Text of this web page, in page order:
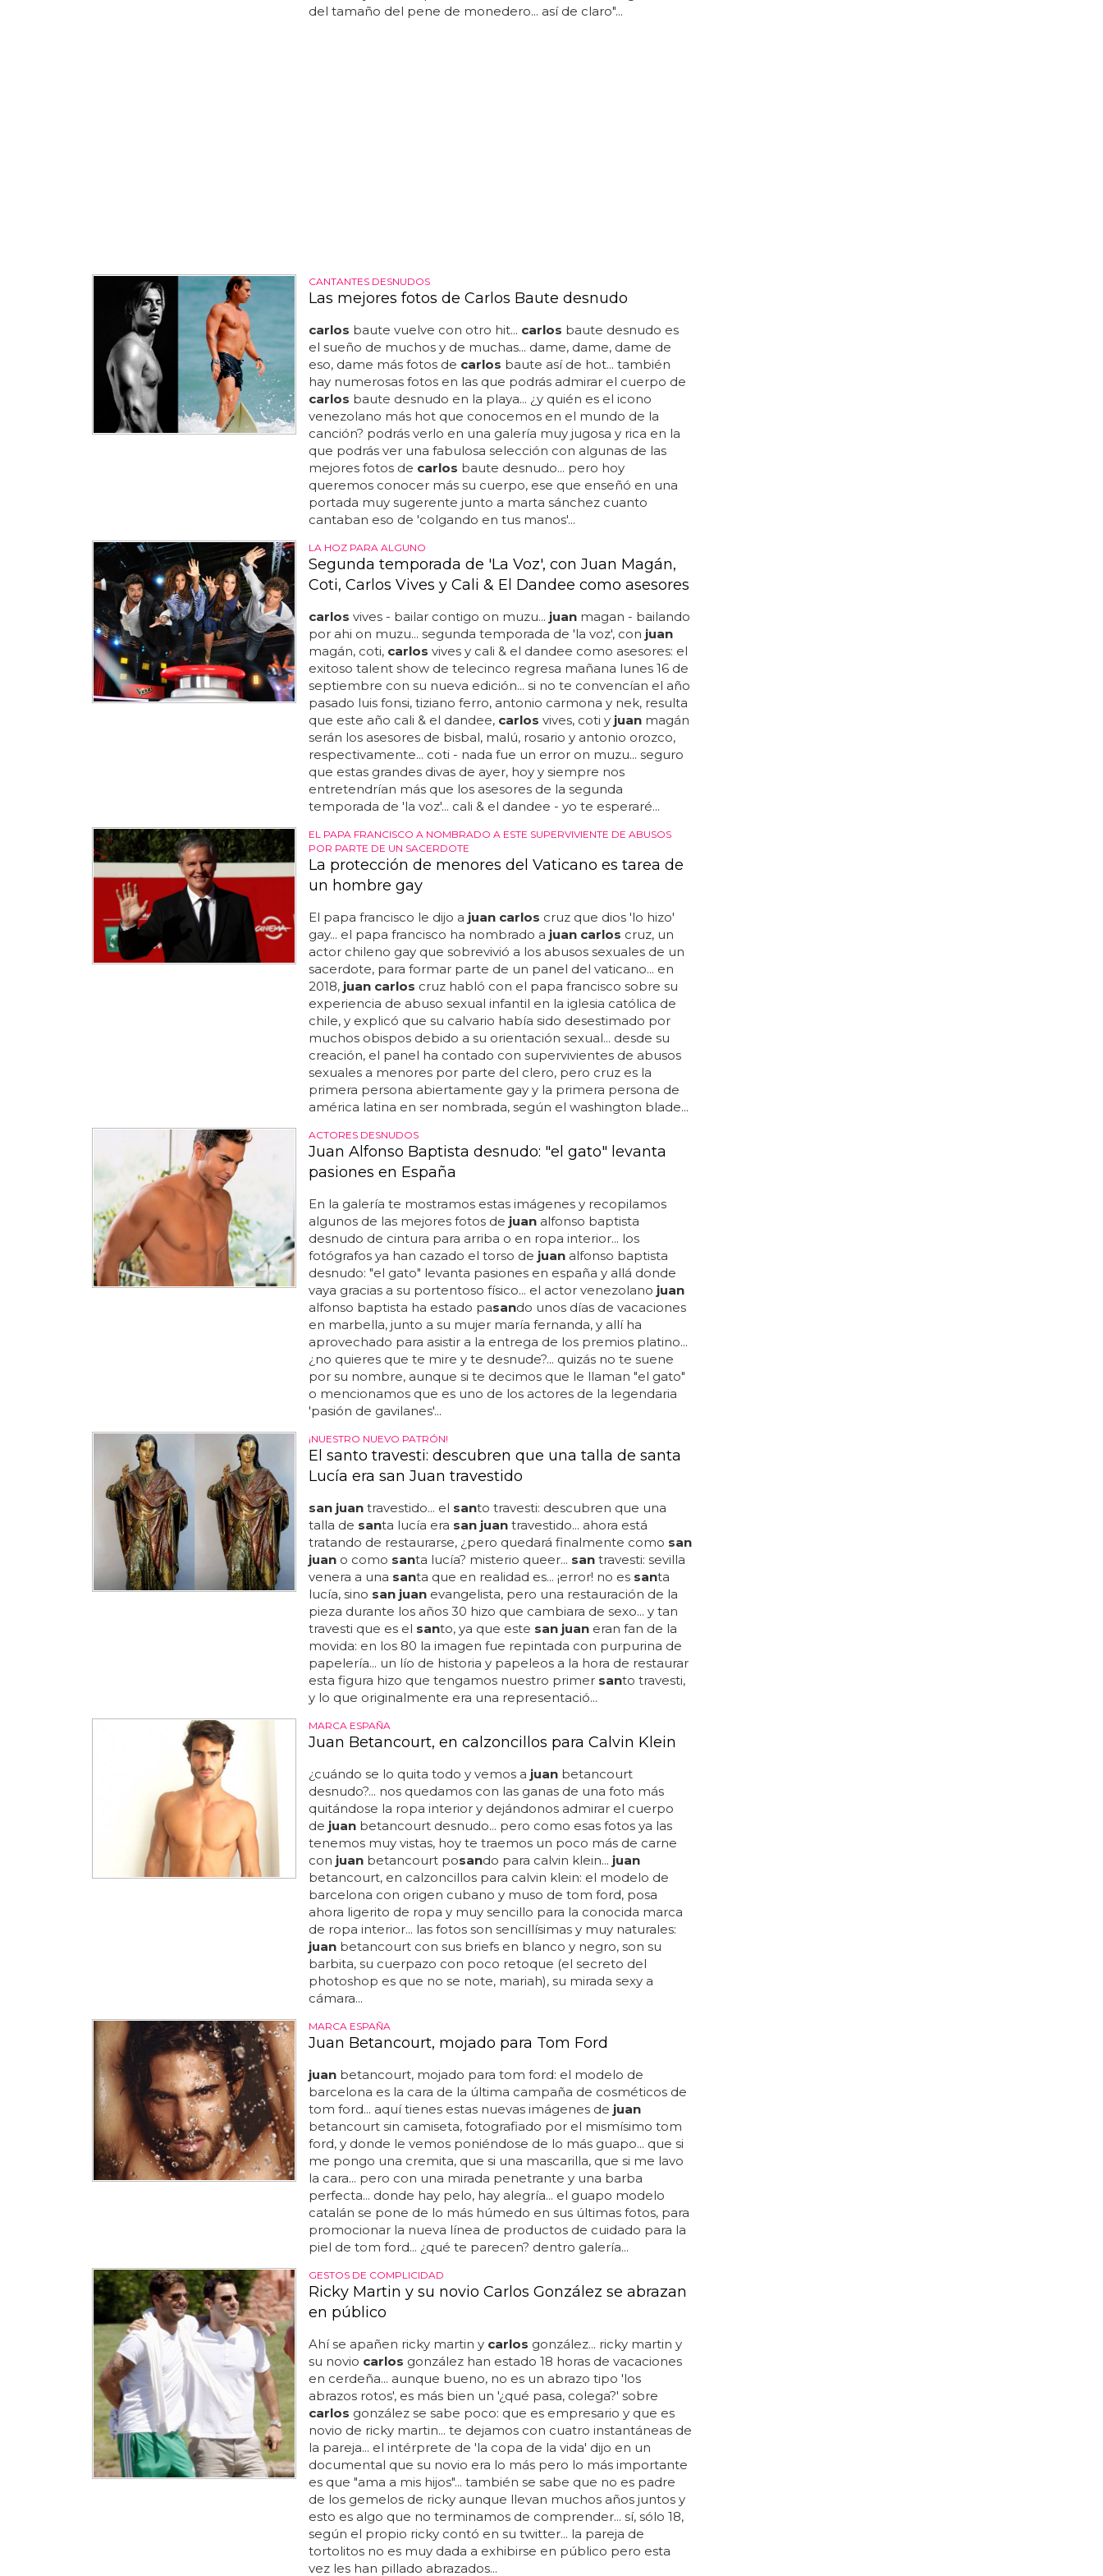
del tamaño del pene de monedero... así de claro"...
CANTANTES DESNUDOS
Las mejores fotos de Carlos Baute desnudo
carlos baute vuelve con otro hit... carlos baute desnudo es
el sueño de muchos y de muchas... dame, dame, dame de
eso, dame más fotos de carlos baute así de hot... también
hay numerosas fotos en las que podrás admirar el cuerpo de
carlos baute desnudo en la playa... ¿y quién es el icono
venezolano más hot que conocemos en el mundo de la
canción? podrás verlo en una galería muy jugosa y rica en la
que podrás ver una fabulosa selección con algunas de las
mejores fotos de carlos baute desnudo... pero hoy
queremos conocer más su cuerpo, ese que enseñó en una
portada muy sugerente junto a marta sánchez cuanto
cantaban eso de 'colgando en tus manos'...
LA HOZ PARA ALGUNO
Segunda temporada de 'La Voz', con Juan Magán,
Coti, Carlos Vives y Cali & El Dandee como asesores
carlos vives - bailar contigo on muzu... juanmagan - bailando
por ahi on muzu... segunda temporada de 'la voz', con juan
magán, coti, carlos vives y cali & el dandee como asesores: el
exitoso talent show de telecinco regresa mañana lunes 16 de
septiembre con su nueva edición... si no te convencían el año
pasado luis fonsi, tiziano ferro, antonio carmona y nek, resulta
que este año cali & el dandee, carlos vives, coti y juanmagán
serán los asesores de bisbal, malú, rosario y antonio orozco,
respectivamente... coti - nada fue un error on muzu... seguro
que estas grandes divas de ayer, hoy y siempre nos
entretendrían más que los asesores de la segunda
temporada de 'la voz'... cali & el dandee - yo te esperaré...
EL PAPA FRANCISCO A NOMBRADO A ESTE SUPERVIVIENTE DE ABUSOS
POR PARTE DE UN SACERDOTE
La protección de menores del Vaticano es tarea de
un hombre gay
El papa francisco le dijo a juan carlos cruz que dios 'lo hizo'
gay... el papa francisco ha nombrado a juan carlos cruz, un
actor chileno gay que sobrevivió a los abusos sexuales de un
sacerdote, para formar parte de un panel del vaticano... en
2018, juan carlos cruz habló con el papa francisco sobre su
experiencia de abuso sexual infantil en la iglesia católica de
chile, y explicó que su calvario había sido desestimado por
muchos obispos debido a su orientación sexual... desde su
creación, el panel ha contado con supervivientes de abusos
sexuales a menores por parte del clero, pero cruz es la
primera persona abiertamente gay y la primera persona de
américa latina en ser nombrada, según el washington blade...
ACTORES DESNUDOS
Juan Alfonso Baptista desnudo: "el gato" levanta
pasiones en España
En la galería te mostramos estas imágenes y recopilamos
algunos de las mejores fotos de juanalfonso baptista
desnudo de cintura para arriba o en ropa interior... los
fotógrafos ya han cazado el torso de juanalfonso baptista
desnudo: "el gato" levanta pasiones en españa y allá donde
vaya gracias a su portentoso físico... el actor venezolano juan
alfonso baptista ha estado pasando unos días de vacaciones
en marbella, junto a su mujer maría fernanda, y allí ha
aprovechado para asistir a la entrega de los premios platino...
¿no quieres que te mire y te desnude?... quizás no te suene
por su nombre, aunque si te decimos que le llaman "el gato"
o mencionamos que es uno de los actores de la legendaria
'pasión de gavilanes'...
¡NUESTRO NUEVO PATRÓN!
El santo travesti: descubren que una talla de santa
Lucía era san Juan travestido
san juantravestido... el santo travesti: descubren que una
talla de santa lucía era san juantravestido... ahora está
tratando de restaurarse, ¿pero quedará finalmente como san
juano como santa lucía? misterio queer... santravesti: sevilla
venera a una santa que en realidad es... ¡error! no es santa
lucía, sino san juanevangelista, pero una restauración de la
pieza durante los años 30 hizo que cambiara de sexo... y tan
travesti que es el santo, ya que este san juaneran fan de la
movida: en los 80 la imagen fue repintada con purpurina de
papelería... un lío de historia y papeleos a la hora de restaurar
esta figura hizo que tengamos nuestro primer santo travesti,
y lo que originalmente era una representació...
MARCA ESPAÑA
Juan Betancourt, en calzoncillos para Calvin Klein
¿cuándo se lo quita todo y vemos a juanbetancourt
desnudo?... nos quedamos con las ganas de una foto más
quitándose la ropa interior y dejándonos admirar el cuerpo
de juanbetancourt desnudo... pero como esas fotos ya las
tenemos muy vistas, hoy te traemos un poco más de carne
con juanbetancourt posando para calvin klein... juan
betancourt, en calzoncillos para calvin klein: el modelo de
barcelona con origen cubano y muso de tom ford, posa
ahora ligerito de ropa y muy sencillo para la conocida marca
de ropa interior... las fotos son sencillísimas y muy naturales:
juanbetancourt con sus briefs en blanco y negro, son su
barbita, su cuerpazo con poco retoque (el secreto del
photoshop es que no se note, mariah), su mirada sexy a
cámara...
MARCA ESPAÑA
Juan Betancourt, mojado para Tom Ford
juanbetancourt, mojado para tom ford: el modelo de
barcelona es la cara de la última campaña de cosméticos de
tom ford... aquí tienes estas nuevas imágenes de juan
betancourt sin camiseta, fotografiado por el mismísimo tom
ford, y donde le vemos poniéndose de lo más guapo... que si
me pongo una cremita, que si una mascarilla, que si me lavo
la cara... pero con una mirada penetrante y una barba
perfecta... donde hay pelo, hay alegría... el guapo modelo
catalán se pone de lo más húmedo en sus últimas fotos, para
promocionar la nueva línea de productos de cuidado para la
piel de tom ford... ¿qué te parecen? dentro galería...
GESTOS DE COMPLICIDAD
Ricky Martin y su novio Carlos González se abrazan
en público
Ahí se apañen ricky martin y carlos gonzález... ricky martin y
su novio carlos gonzález han estado 18 horas de vacaciones
en cerdeña... aunque bueno, no es un abrazo tipo 'los
abrazos rotos', es más bien un '¿qué pasa, colega?' sobre
carlos gonzález se sabe poco: que es empresario y que es
novio de ricky martin... te dejamos con cuatro instantáneas de
la pareja... el intérprete de 'la copa de la vida' dijo en un
documental que su novio era lo más pero lo más importante
es que "ama a mis hijos"... también se sabe que no es padre
de los gemelos de ricky aunque llevan muchos años juntos y
esto es algo que no terminamos de comprender... sí, sólo 18,
según el propio ricky contó en su twitter... la pareja de
tortolitos no es muy dada a exhibirse en público pero esta
vez les han pillado abrazados...